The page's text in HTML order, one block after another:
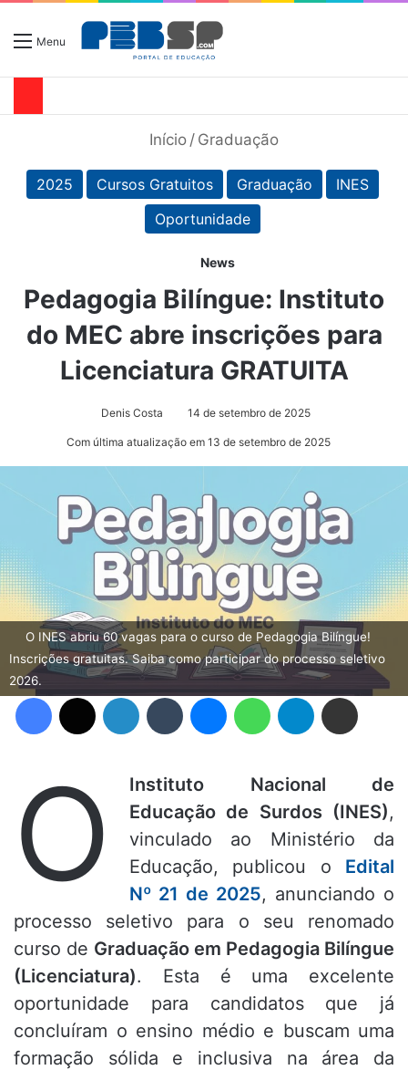
Menu
Início / Graduação
2025 Cursos Gratuitos Graduação
INES
Oportunidade
News
Pedagogia Bilíngue: Instituto
do MEC abre inscrições para
Licenciatura GRATUITA
Denis Costa 14 de setembro de 2025
Com última atualização em 13 de setembro de 2025
O INES abriu 60 vagas para o curso de Pedagogia Bilíngue!
Inscrições gratuitas. Saiba como participar do processo seletivo
2026.
Facebook X Linkedin Tumblr Messenger WhatsApp Telegram Compartilhar via e-mail
O
Instituto Nacional de
Educação de Surdos (INES),
vinculado ao Ministério da
Educação, publicou o Edital
Nº 21 de 2025, anunciando o
processo seletivo para o seu renomado
curso de Graduação em Pedagogia Bilíngue
(Licenciatura). Esta é uma excelente
oportunidade para candidatos que já
concluíram o ensino médio e buscam uma
formação sólida e inclusiva na área da